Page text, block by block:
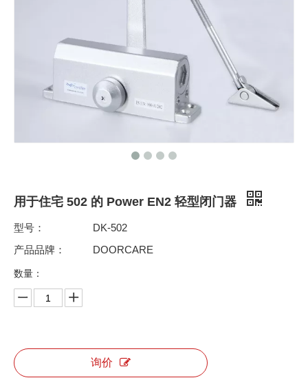
用于住宅 502 的 Power EN2 轻型闭门器
型号：
DK-502
产品品牌：
DOORCARE
数量：
询价